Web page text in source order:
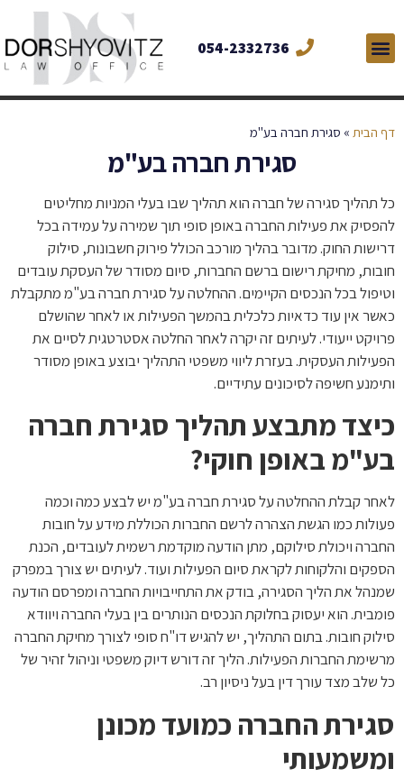
054-2332736
דף הבית » סגירת חברה בע"מ
סגירת חברה בע"מ
כל תהליך סגירה של חברה הוא תהליך שבו בעלי המניות מחליטים
להפסיק את פעילות החברה באופן סופי תוך שמירה על עמידה בכל
דרישות החוק. מדובר בהליך מורכב הכולל פירוק חשבונות, סילוק
חובות, מחיקת רישום ברשם החברות, סיום מסודר של העסקת עובדים
וטיפול בכל הנכסים הקיימים. ההחלטה על סגירת חברה בע"מ מתקבלת
כאשר אין עוד כדאיות כלכלית בהמשך הפעילות או לאחר שהושלם
פרויקט ייעודי. לעיתים זה יקרה לאחר החלטה אסטרטגית לסיים את
הפעילות העסקית. בעזרת ליווי משפטי התהליך יבוצע באופן מסודר
ותימנע חשיפה לסיכונים עתידיים.
כיצד מתבצע תהליך סגירת חברה
בע"מ באופן חוקי?
לאחר קבלת ההחלטה על סגירת חברה בע"מ יש לבצע כמה וכמה
פעולות כמו הגשת הצהרה לרשם החברות הכוללת מידע על חובות
החברה ויכולת סילוקם, מתן הודעה מוקדמת רשמית לעובדים, הכנת
הספקים והלקוחות לקראת סיום הפעילות ועוד. לעיתים יש צורך במפרק
שמנהל את הליך הסגירה, בודק את התחייבויות החברה ומפרסם הודעה
פומבית. הוא יעסוק בחלוקת הנכסים הנותרים בין בעלי החברה ויוודא
סילוק חובות. בתום התהליך, יש להגיש דו"ח סופי לצורך מחיקת החברה
מרשימת החברות הפעילות. הליך זה דורש דיוק משפטי וניהול זהיר של
כל שלב מצד עורך דין בעל ניסיון רב.
סגירת החברה כמועד מכונן
ומשמעותי